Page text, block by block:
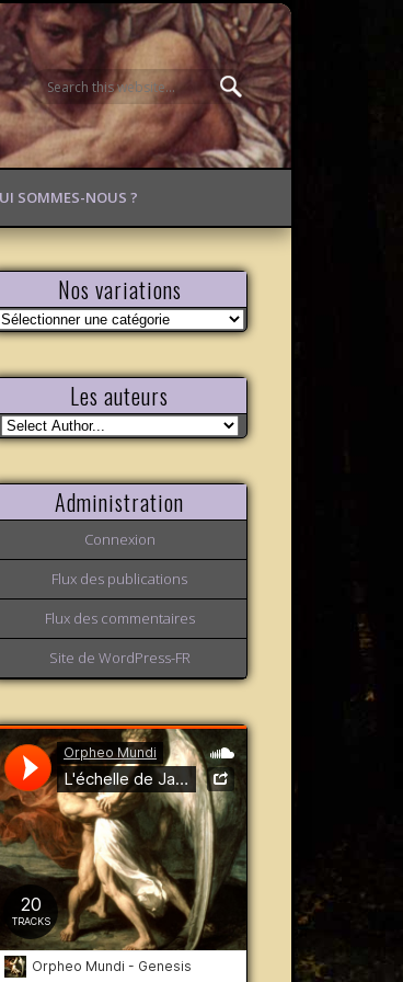
SOMMES-NOUS ?
Nos variations
Nos
Les auteurs
Administration
Connexion
Flux des publications
Flux des commentaires
Site de WordPress-FR